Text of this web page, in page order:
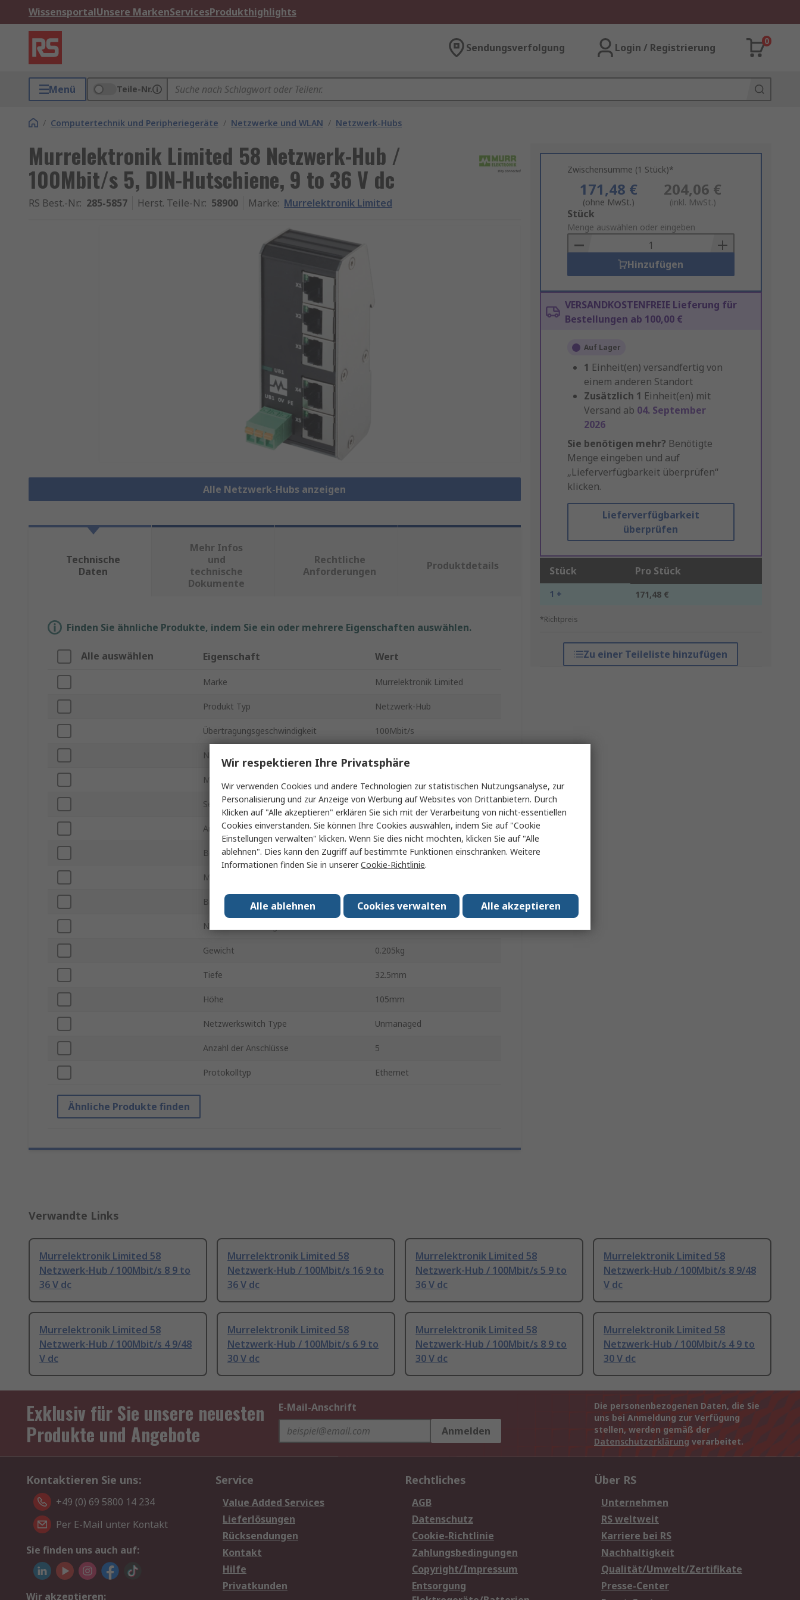
WissensportalUnsere MarkenServicesProdukthighlights
Sendungsverfolgung Login / Registrierung
0
Menü Teile-Nr.
/ Computertechnik und Peripheriegeräte / Netzwerke und WLAN / Netzwerk-Hubs
Murrelektronik Limited 58 Netzwerk-Hub /
100Mbit/s 5, DIN-Hutschiene, 9 to 36 V dc
RS Best.-Nr.: 285-5857 Herst. Teile-Nr.: 58900 Marke: Murrelektronik Limited
Alle Netzwerk-Hubs anzeigen
Zwischensumme (1 Stück)*
171,48 €
(ohne MwSt.)
204,06 €
(inkl. MwSt.)
Add
to
Basket
Stück
Menge auswählen oder eingeben
Hinzufügen
VERSANDKOSTENFREIE Lieferung für
Bestellungen ab 100,00 €
Auf Lager
1 Einheit(en) versandfertig von
einem anderen Standort
Zusätzlich 1 Einheit(en) mit
Versand ab 04. September
2026
Sie benötigen mehr? Benötigte
Menge eingeben und auf
„Lieferverfügbarkeit überprüfen“
klicken.
Lieferverfügbarkeit
überprüfen
Stück Pro Stück
1 + 171,48 €
*Richtpreis
Zu einer Teileliste hinzufügen
Technische
Daten
Mehr Infos
und
technische
Dokumente
Rechtliche
Anforderungen
Produktdetails
Finden Sie ähnliche Produkte, indem Sie ein oder mehrere Eigenschaften auswählen.
Alle auswählen Eigenschaft Wert
Marke Murrelektronik Limited
Produkt Typ Netzwerk-Hub
Übertragungsgeschwindigkeit 100Mbit/s
Nenn-Betriebsspannung:
Montageart
Serie 58
Anzahl der RJ-45-Anschlüsse 5
Betriebstemperatur min. -40°C
Maximale Betriebstemperatur
Breite 42mm
Normen/Zulassungen
Gewicht 0.205kg
Tiefe 32.5mm
Höhe 105mm
Netzwerkswitch Type Unmanaged
Anzahl der Anschlüsse 5
Protokolltyp Ethernet
Ähnliche Produkte finden
Verwandte Links
Murrelektronik Limited 58
Netzwerk-Hub / 100Mbit/s 8 9 to
36 V dc
Murrelektronik Limited 58
Netzwerk-Hub / 100Mbit/s 16 9 to
36 V dc
Murrelektronik Limited 58
Netzwerk-Hub / 100Mbit/s 5 9 to
36 V dc
Murrelektronik Limited 58
Netzwerk-Hub / 100Mbit/s 8 9/48
V dc
Murrelektronik Limited 58
Netzwerk-Hub / 100Mbit/s 4 9/48
V dc
Murrelektronik Limited 58
Netzwerk-Hub / 100Mbit/s 6 9 to
30 V dc
Murrelektronik Limited 58
Netzwerk-Hub / 100Mbit/s 8 9 to
30 V dc
Murrelektronik Limited 58
Netzwerk-Hub / 100Mbit/s 4 9 to
30 V dc
Exklusiv für Sie unsere neuesten
Produkte und Angebote
E-Mail-Anschrift
Anmelden
Die personenbezogenen Daten, die Sie
uns bei Anmeldung zur Verfügung
stellen, werden gemäß der
Datenschutzerklärung verarbeitet.
Kontaktieren Sie uns:
+49 (0) 69 5800 14 234
Per E-Mail unter Kontakt
Sie finden uns auch auf:
Wir akzeptieren:
Service
Value Added Services
Lieferlösungen
Rücksendungen
Kontakt
Hilfe
Privatkunden
Rechtliches
AGB
Datenschutz
Cookie-Richtlinie
Zahlungsbedingungen
Copyright/Impressum
Entsorgung
Über RS
Unternehmen
RS weltweit
Karriere bei RS
Nachhaltigkeit
Qualität/Umwelt/Zertifikate
Presse-Center
Wir respektieren Ihre Privatsphäre
Wir verwenden Cookies und andere Technologien zur statistischen Nutzungsanalyse, zur
Personalisierung und zur Anzeige von Werbung auf Websites von Drittanbietern. Durch
Klicken auf "Alle akzeptieren" erklären Sie sich mit der Verarbeitung von nicht-essentiellen
Cookies einverstanden. Sie können Ihre Cookies auswählen, indem Sie auf "Cookie
Einstellungen verwalten" klicken. Wenn Sie dies nicht möchten, klicken Sie auf "Alle
ablehnen". Dies kann den Zugriff auf bestimmte Funktionen einschränken. Weitere
Informationen finden Sie in unsererCookie-Richtlinie.
Alle akzeptieren
Cookies verwalten
Alle ablehnen